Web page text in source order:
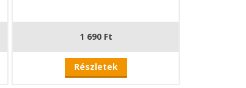
1 690 Ft
Részletek